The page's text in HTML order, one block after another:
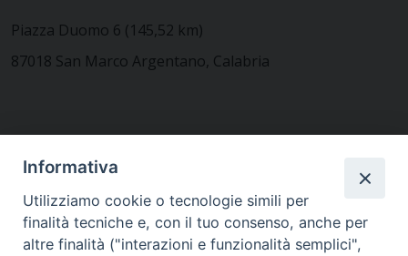
Piazza Duomo 6 (145,52 km)
87018 San Marco Argentano, Calabria
MODULISTICA
Informativa
Utilizziamo cookie o tecnologie simili per
finalità tecniche e, con il tuo consenso, anche per
altre finalità ("interazioni e funzionalità semplici",